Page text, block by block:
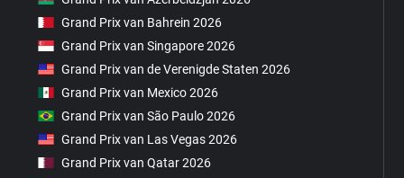
Grand Prix van Bahrein 2026
Grand Prix van Singapore 2026
Grand Prix van de Verenigde Staten 2026
Grand Prix van Mexico 2026
Grand Prix van São Paulo 2026
Grand Prix van Las Vegas 2026
Grand Prix van Qatar 2026